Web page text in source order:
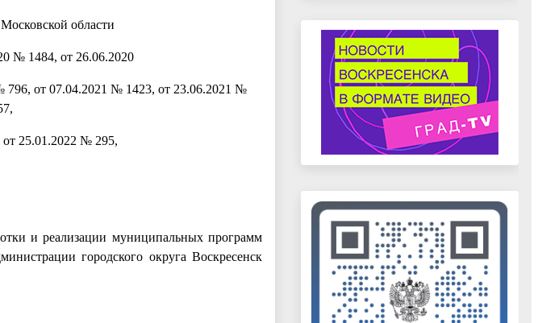
области
№ 1484, от 26.06.2020
от 07.04.2021 № 1423, от 23.06.2021 №
25.01.2022 № 295,
и реализации муниципальных программ
городского округа Воскресенск